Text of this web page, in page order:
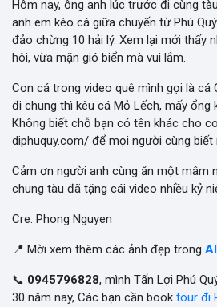
Hôm nay, ông anh lúc trước đi cùng
anh em kéo cá giữa chuyến từ Phú
đảo chừng 10 hải lý. Xem lại mới thấy
hôi, vừa mặn gió biển mà vui lắm.
Con cá trong video quê mình gọi là cá
đi chung thì kêu cá Mỏ Lếch, mấy ổng
Không biết chỗ bạn có tên khác cho
diphuquy.com/ để mọi người cùng biết
Cảm ơn người anh cùng ăn một mâm
chung tàu đã tặng cái video nhiều kỷ
Cre: Phong Nguyen
📍 Mời xem thêm các ảnh đẹp trong
📞 0945796828, mình Tấn Lợi Phú
30 năm nay, Các bạn cần book tour đi